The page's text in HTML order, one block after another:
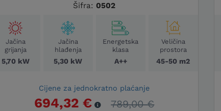
Šifra:0502
Jačina
grijanja
5,70 kW
Jačina
hlađenja
5,30 kW
Energetska
klasa
A++
Veličina
prostora
45-50 m2
Cijene za jednokratno plaćanje
694,32 € 789,00 €